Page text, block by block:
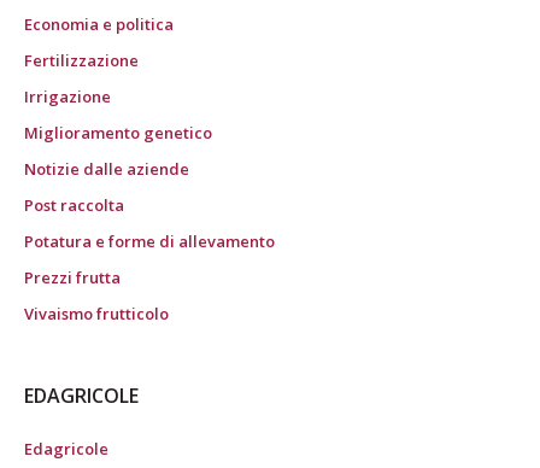
Economia e politica
Fertilizzazione
Irrigazione
Miglioramento genetico
Notizie dalle aziende
Post raccolta
Potatura e forme di allevamento
Prezzi frutta
Vivaismo frutticolo
EDAGRICOLE
Edagricole